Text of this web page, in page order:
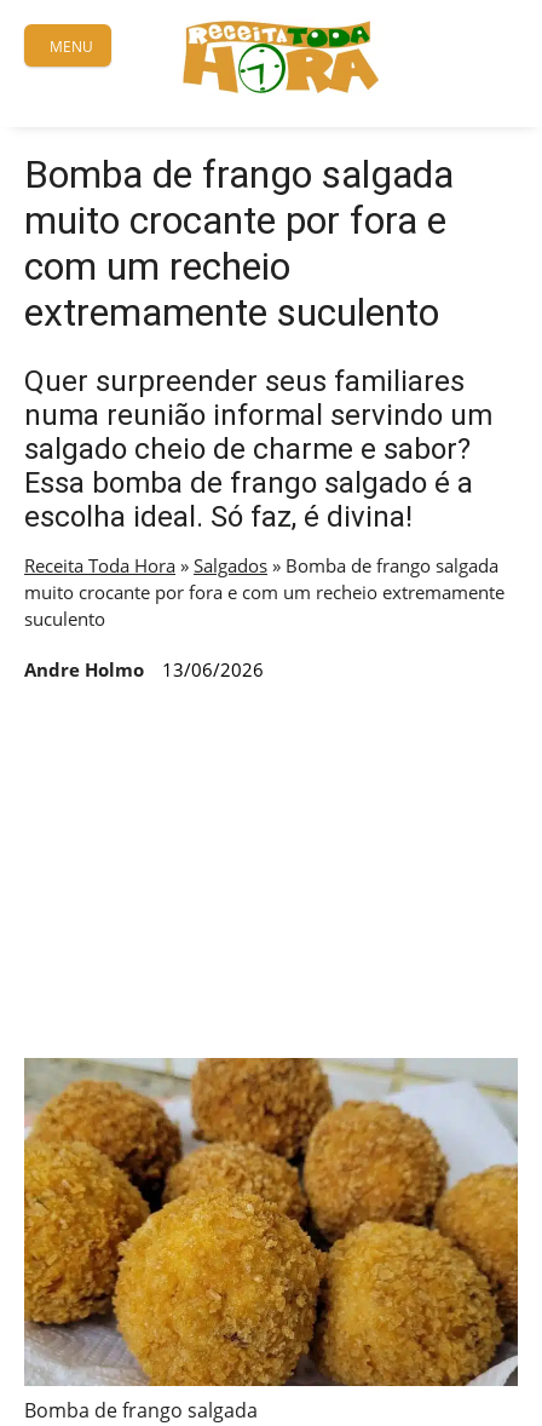
content
MENU
Bomba de frango salgada
muito crocante por fora e
com um recheio
extremamente suculento
Quer surpreender seus familiares
numa reunião informal servindo um
salgado cheio de charme e sabor?
Essa bomba de frango salgado é a
escolha ideal. Só faz, é divina!
Receita Toda Hora » Salgados » Bomba de frango salgada
muito crocante por fora e com um recheio extremamente
suculento
Andre Holmo 13/06/2026
Bomba de frango salgada